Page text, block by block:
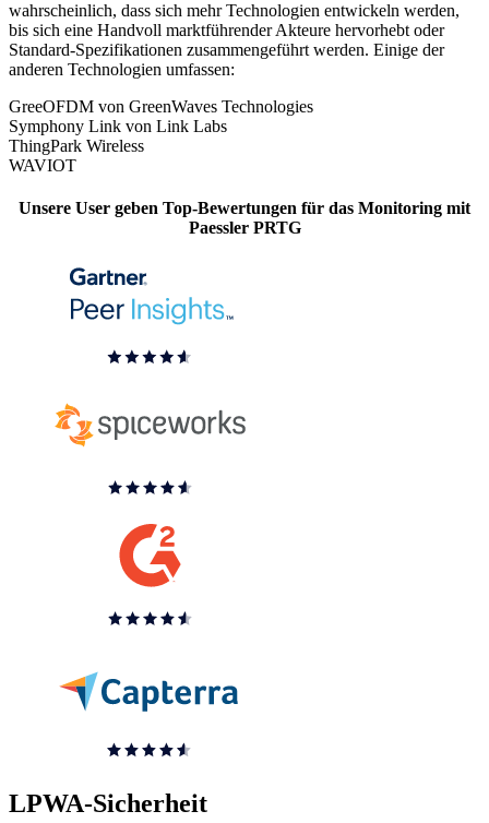
wahrscheinlich, dass sich mehr Technologien entwickeln werden,
bis sich eine Handvoll marktführender Akteure hervorhebt oder
Standard-Spezifikationen zusammengeführt werden. Einige der
anderen Technologien umfassen:
GreeOFDM von GreenWaves Technologies
Symphony Link von Link Labs
ThingPark Wireless
WAVIOT
Unsere User geben Top-Bewertungen für das Monitoring mit
Paessler PRTG
LPWA-Sicherheit